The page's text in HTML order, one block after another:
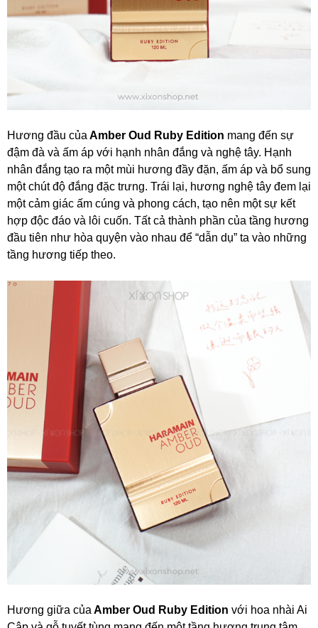
Hương đầu của Amber Oud Ruby Edition mang đến sự
đậm đà và ấm áp với hạnh nhân đắng và nghệ tây. Hạnh
nhân đắng tạo ra một mùi hương đầy đặn, ấm áp và bổ sung
một chút độ đắng đặc trưng. Trái lại, hương nghệ tây đem lại
một cảm giác ấm cúng và phong cách, tạo nên một sự kết
hợp độc đáo và lôi cuốn. Tất cả thành phần của tầng hương
đầu tiên như hòa quyện vào nhau để “dẫn dụ” ta vào những
tầng hương tiếp theo.
Hương giữa của Amber Oud Ruby Edition với hoa nhài Ai